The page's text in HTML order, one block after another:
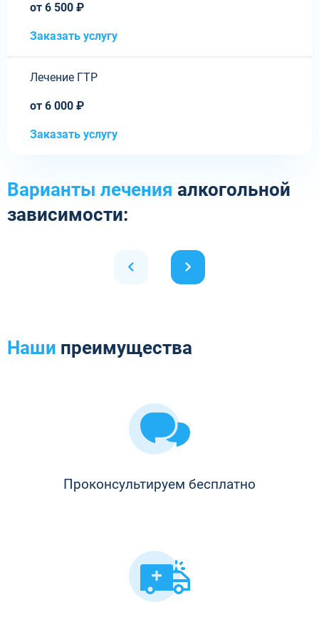
от 6 500 ₽
Заказать услугу
Лечение ГТР
от 6 000 ₽
Заказать услугу
Варианты лечения алкогольной
зависимости:
Наши преимущества
Проконсультируем бесплатно